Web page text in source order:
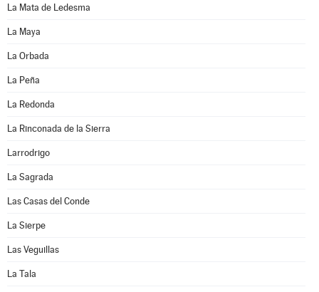
La Mata de Ledesma
La Maya
La Orbada
La Peña
La Redonda
La Rinconada de la Sierra
Larrodrigo
La Sagrada
Las Casas del Conde
La Sierpe
Las Veguillas
La Tala